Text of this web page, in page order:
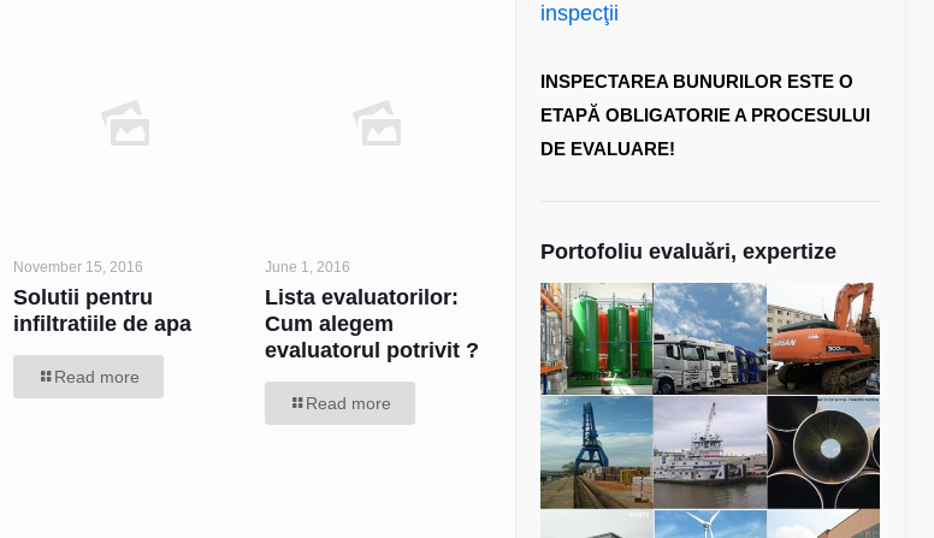
November 15, 2016
Solutii pentru
infiltratiile de apa
Read more
June 1, 2016
Lista evaluatorilor:
Cum alegem
evaluatorul potrivit ?
Read more
inspecţii
INSPECTAREA BUNURILOR ESTE O
ETAPĂ OBLIGATORIE A PROCESULUI
DE EVALUARE!
Portofoliu evaluări, expertize